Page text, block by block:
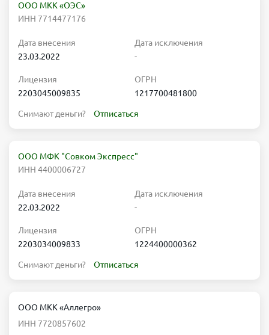
ООО МКК «ОЭС»
ИНН 7714477176
Дата внесения
23.03.2022
Дата исключения
-
Лицензия
2203045009835
ОГРН
1217700481800
Снимают деньги? Отписаться
ООО МФК "Совком Экспресс"
ИНН 4400006727
Дата внесения
22.03.2022
Дата исключения
-
Лицензия
2203034009833
ОГРН
1224400000362
Снимают деньги? Отписаться
ООО МКК «Аллегро»
ИНН 7720857602